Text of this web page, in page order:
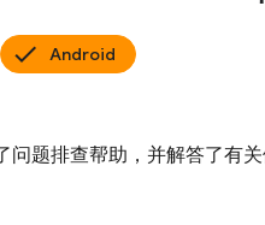
Android
问题排查帮助，并解答了有